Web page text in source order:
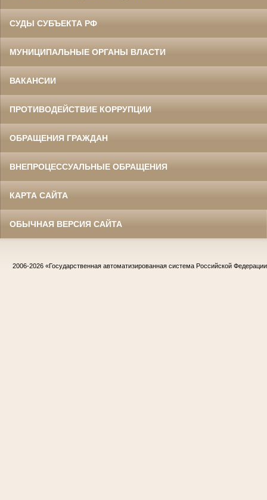
СУДЫ СУБЪЕКТА РФ
МУНИЦИПАЛЬНЫЕ ОРГАНЫ ВЛАСТИ
ВАКАНСИИ
ПРОТИВОДЕЙСТВИЕ КОРРУПЦИИ
ОБРАЩЕНИЯ ГРАЖДАН
ВНЕПРОЦЕССУАЛЬНЫЕ ОБРАЩЕНИЯ
КАРТА САЙТА
ОБЫЧНАЯ ВЕРСИЯ САЙТА
2006-2026 «Государственная автоматизированная система Российской